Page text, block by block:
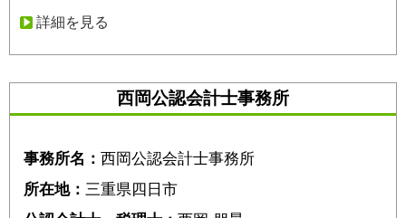
詳細を見る
西岡公認会計士事務所
事務所名： 西岡公認会計士事務所
所在地： 三重県四日市